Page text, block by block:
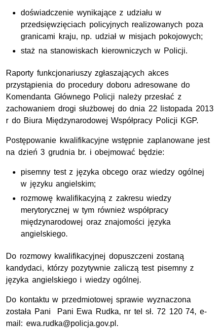
doświadczenie wynikające z udziału w
przedsięwzięciach policyjnych realizowanych poza
granicami kraju, np. udział w misjach pokojowych;
staż na stanowiskach kierowniczych w Policji.
Raporty funkcjonariuszy zgłaszających akces
przystąpienia do procedury doboru adresowane do
Komendanta Głównego Policji należy przesłać z
zachowaniem drogi służbowej do dnia 22 listopada 2013
r do Biura Międzynarodowej Współpracy Policji KGP.
Postępowanie kwalifikacyjne wstępnie zaplanowane jest
na dzień 3 grudnia br. i obejmować będzie:
pisemny test z języka obcego oraz wiedzy ogólnej
w języku angielskim;
rozmowę kwalifikacyjną z zakresu wiedzy
merytorycznej w tym również współpracy
międzynarodowej oraz znajomości języka
angielskiego.
Do rozmowy kwalifikacyjnej dopuszczeni zostaną
kandydaci, którzy pozytywnie zaliczą test pisemny z
języka angielskiego i wiedzy ogólnej.
Do kontaktu w przedmiotowej sprawie wyznaczona
została Pani Pani Ewa Rudka, nr tel sł. 72 120 74, e-
mail: ewa.rudka@policja.gov.pl.